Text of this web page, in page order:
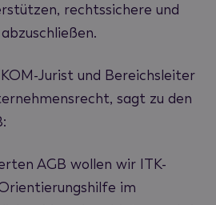
rechtssichere und
Jurist und Bereichsleiter
sagt zu den
AGB wollen wir ITK-
im